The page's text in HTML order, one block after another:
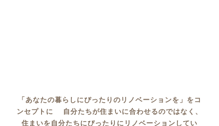
「あなたの暮らしにぴったりのリノベーションを」をコ
ンセプトに
自分たちが住まいに合わせるのではなく、
住まいを自分たちにぴったりにリノベーションしてい